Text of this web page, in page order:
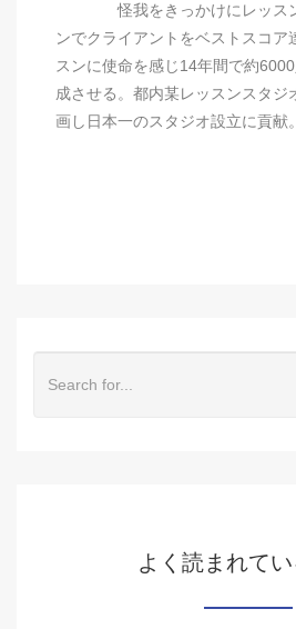
怪我をきっかけにレッスン
ンでクライアントをベストスコア
スンに使命を感じ14年間で約
成させる。都内某レッスンスタジ
画し日本一のスタジオ設立に貢献
よく読まれて